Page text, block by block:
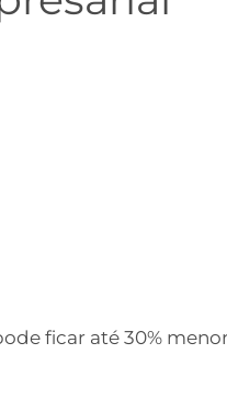
ficar até 30%